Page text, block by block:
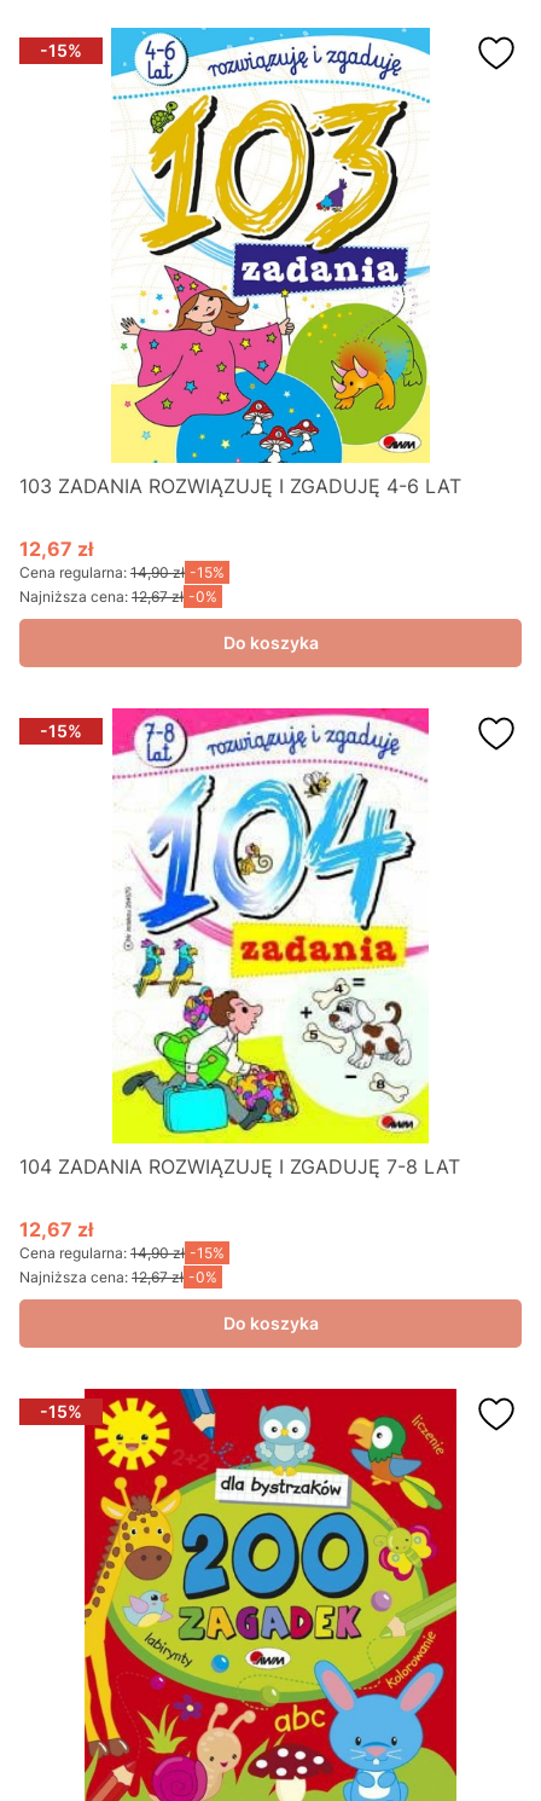
-15%
103 ZADANIA ROZWIĄZUJĘ I ZGADUJĘ 4-6 LAT
Cena promocyjna
12,67 zł
Cena regularna: 14,90 zł -15%
Najniższa cena: 12,67 zł -0%
Do koszyka
-15%
104 ZADANIA ROZWIĄZUJĘ I ZGADUJĘ 7-8 LAT
Cena promocyjna
12,67 zł
Cena regularna: 14,90 zł -15%
Najniższa cena: 12,67 zł -0%
Do koszyka
-15%